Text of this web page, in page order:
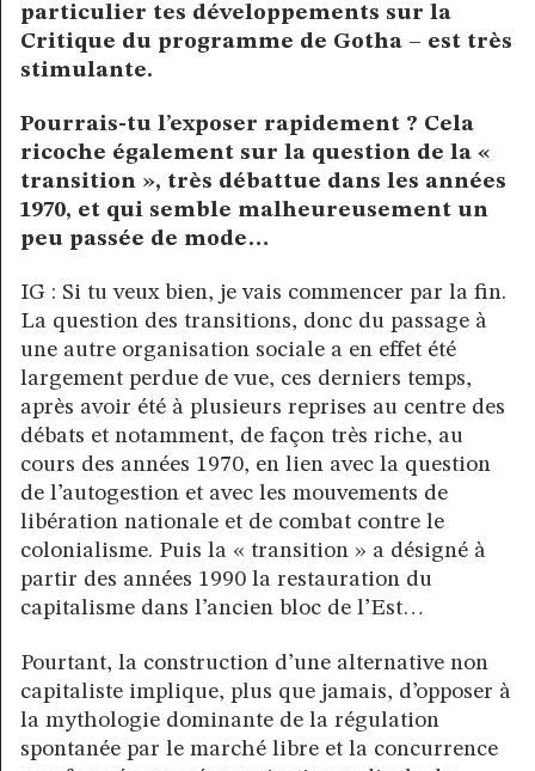
particulier tes développements sur la
Critique du programme de Gotha – est très
stimulante.
Pourrais-tu l’exposer rapidement ? Cela
ricoche également sur la question de la «
transition », très débattue dans les années
1970, et qui semble malheureusement un
peu passée de mode…
IG : Si tu veux bien, je vais commencer par la fin.
La question des transitions, donc du passage à
une autre organisation sociale a en effet été
largement perdue de vue, ces derniers temps,
après avoir été à plusieurs reprises au centre des
débats et notamment, de façon très riche, au
cours des années 1970, en lien avec la question
de l’autogestion et avec les mouvements de
libération nationale et de combat contre le
colonialisme. Puis la « transition » a désigné à
partir des années 1990 la restauration du
capitalisme dans l’ancien bloc de l’Est…
Pourtant, la construction d’une alternative non
capitaliste implique, plus que jamais, d’opposer à
la mythologie dominante de la régulation
spontanée par le marché libre et la concurrence